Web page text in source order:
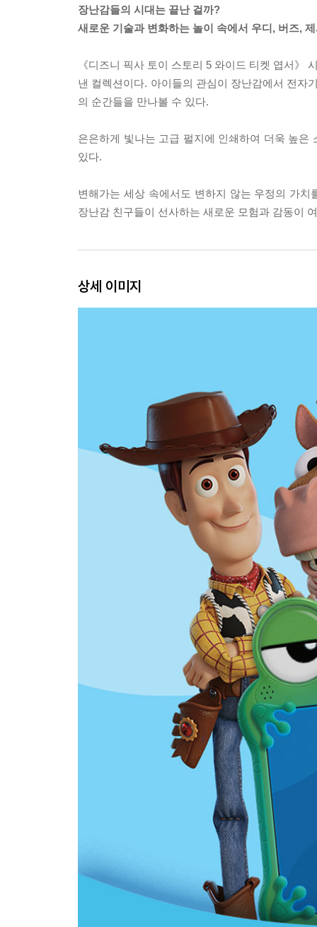
장난감들의 시대는 끝난 걸까?
새로운 기술과 변화하는 놀이 속에서 우디, 버즈,
《디즈니 픽사 토이 스토리 5 와이드 티켓 엽서》
낸 컬렉션이다. 아이들의 관심이 장난감에서 전자
의 순간들을 만나볼 수 있다.
은은하게 빛나는 고급 펄지에 인쇄하여 더욱 높
있다.
변해가는 세상 속에서도 변하지 않는 우정의 가치
장난감 친구들이 선사하는 새로운 모험과 감동이
상세 이미지